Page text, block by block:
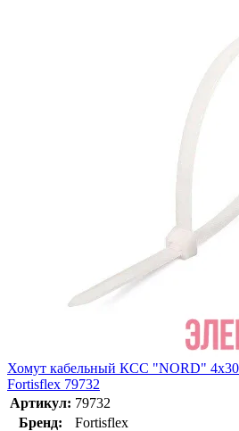
Хомут кабельный КСС "NORD"
Fortisflex 79732
Артикул: 79732
Бренд:
Fortisflex